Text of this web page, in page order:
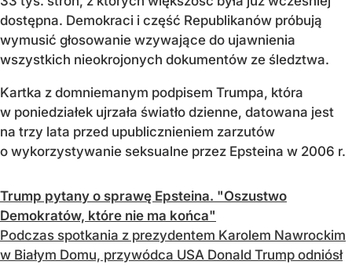
dostępna. Demokraci i część Republikanów próbują
wymusić głosowanie wzywające do ujawnienia
wszystkich nieokrojonych dokumentów ze śledztwa.
Kartka z domniemanym podpisem Trumpa, która
w poniedziałek ujrzała światło dzienne, datowana jest
na trzy lata przed upublicznieniem zarzutów
o wykorzystywanie seksualne przez Epsteina w 2006 r.
Trump pytany o sprawę Epsteina. "Oszustwo
Demokratów, które nie ma końca"
Podczas spotkania z prezydentem Karolem Nawrockim
w Białym Domu, przywódca USA Donald Trump odniósł